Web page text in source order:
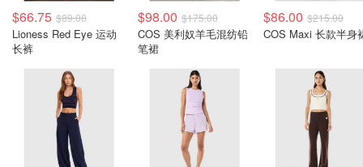
$66.75 $89.00
Lioness Red Eye 运动
长裤
$98.00 $175.00
COS 美利奴羊毛混纺铅
笔裙
$86.00 $215.00
COS Maxi 长款半身